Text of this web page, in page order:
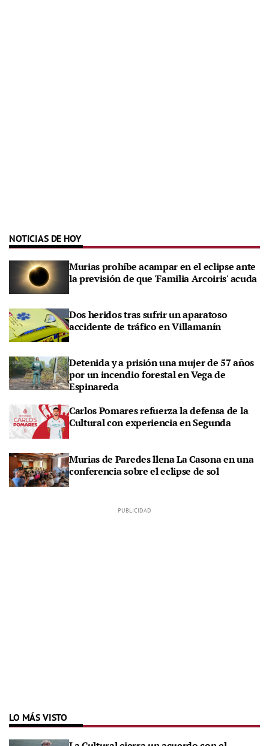
NOTICIAS DE HOY
Murias prohíbe acampar en el eclipse ante
la previsión de que 'Familia Arcoiris' acuda
Dos heridos tras sufrir un aparatoso
accidente de tráfico en Villamanín
Detenida y a prisión una mujer de 57 años
por un incendio forestal en Vega de
Espinareda
Carlos Pomares refuerza la defensa de la
Cultural con experiencia en Segunda
Murias de Paredes llena La Casona en una
conferencia sobre el eclipse de sol
LO MÁS VISTO